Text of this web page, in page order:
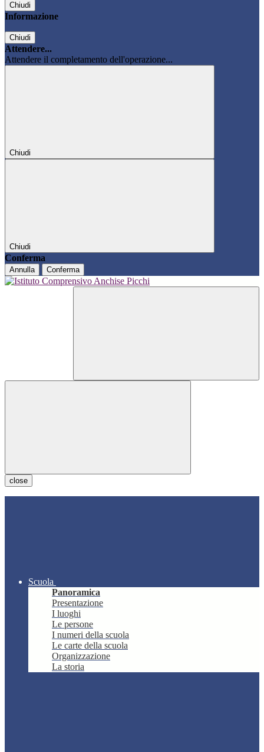
Chiudi
Informazione
Chiudi
Attendere...
Attendere il completamento dell'operazione...
Chiudi
Chiudi
Conferma
Annulla Conferma
close
Scuola
Panoramica
Presentazione
I luoghi
Le persone
I numeri della scuola
Le carte della scuola
Organizzazione
La storia